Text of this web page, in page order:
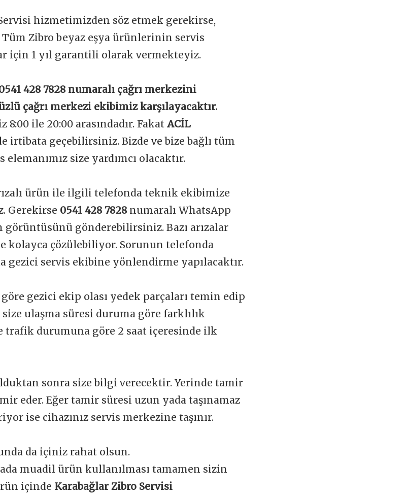
hizmetimizden söz etmek gerekirse,
Zibro beyaz eşya ürünlerinin servis
için 1 yıl garantili olarak vermekteyiz.
428 7828 numaralı çağrı merkezini
çağrı merkezi ekibimiz karşılayacaktır.
ile 20:00 arasındadır. Fakat ACİL
irtibata geçebilirsiniz. Bizde ve bize bağlı tüm
size yardımcı olacaktır.
ürün ile ilgili telefonda teknik ekibimize
Gerekirse 0541 428 7828 numaralı WhatsApp
görüntüsünü gönderebilirsiniz. Bazı arızalar
kolayca çözülebiliyor. Sorunun telefonda
gezici servis ekibine yönlendirme yapılacaktır.
gezici ekip olası yedek parçaları temin edip
ulaşma süresi duruma göre farklılık
trafik durumuna göre 2 saat içeresinde ilk
sonra size bilgi verecektir. Yerinde tamir
eder. Eğer tamir süresi uzun yada taşınamaz
ise cihazınız servis merkezine taşınır.
da içiniz rahat olsun.
muadil ürün kullanılması tamamen sizin
içinde Karabağlar Zibro Servisi